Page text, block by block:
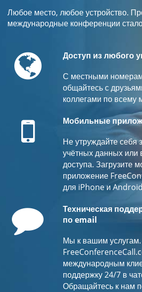
Любое место, любое устройство.
международные конференции стало
GlobeДоступ из любого
С местными
общайтесь с
коллегами по всему
Mobile
Мобильные
Не утруждайте себя
учётных данных или
доступа. Загрузите
приложение
для iPhone и Android
Comment
Техническая
по email
Мы к вашим услугам.
международным
поддержку 24/7 в
Обращайтесь к нам